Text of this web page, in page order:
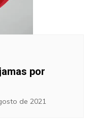
por
de 2021